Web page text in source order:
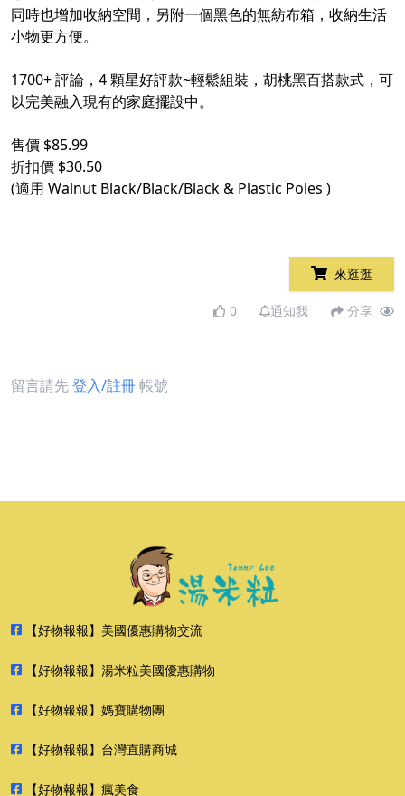
同時也增加收納空間，另附一個黑色的無紡布箱，收納生活
小物更方便。
1700+ 評論，4 顆星好評款~輕鬆組裝，胡桃黑百搭款式，可
以完美融入現有的家庭擺設中。
售價 $85.99
折扣價 $30.50
(適用 Walnut Black/Black/Black & Plastic Poles )
來逛逛
0 通知我 分享
留言請先登入/註冊帳號
【好物報報】美國優惠購物交流
【好物報報】湯米粒美國優惠購物
【好物報報】媽寶購物團
【好物報報】台灣直購商城
【好物報報】瘋美食